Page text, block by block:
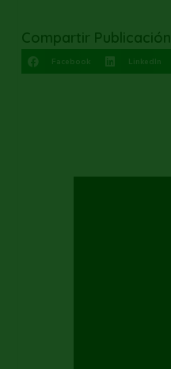
Compartir Publicación:
Facebook LinkedIn